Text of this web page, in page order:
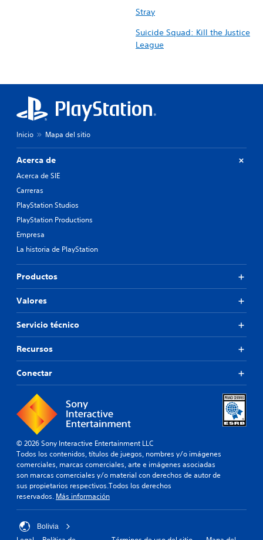
Stray
Suicide Squad: Kill the Justice
League
Inicio Mapa del sitio
Acerca de
Acerca de SIE
Carreras
PlayStation Studios
PlayStation Productions
Empresa
La historia de PlayStation
Productos
Valores
Servicio técnico
Recursos
Conectar
© 2026 Sony Interactive Entertainment LLC
Todos los contenidos, títulos de juegos, nombres y/o imágenes
comerciales, marcas comerciales, arte e imágenes asociadas
son marcas comerciales y/o material con derechos de autor de
sus propietarios respectivos.Todos los derechos
reservados. Más información
Bolivia